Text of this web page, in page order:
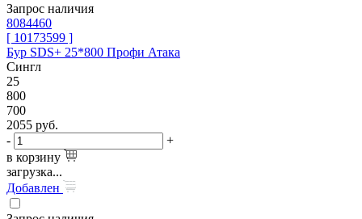
Запрос наличия
8084460
[ 10173599 ]
Бур SDS+ 25*800 Профи Атака
Сингл
25
800
700
2055 руб.
-
+
в корзину
загрузка...
Добавлен